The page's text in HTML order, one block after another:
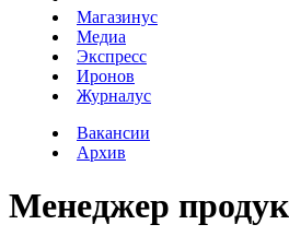
Магазинус
Медиа
Экспресс
Иронов
Журналус
Вакансии
Архив
Менеджер